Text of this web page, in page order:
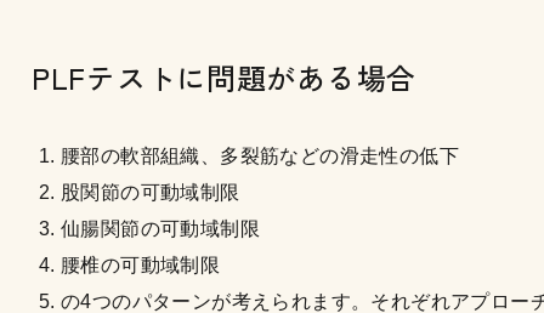
PLFテストに問題がある場合
腰部の軟部組織、多裂筋などの滑走性の低下
股関節の可動域制限
仙腸関節の可動域制限
腰椎の可動域制限
の4つのパターンが考えられます。それぞれアプロー